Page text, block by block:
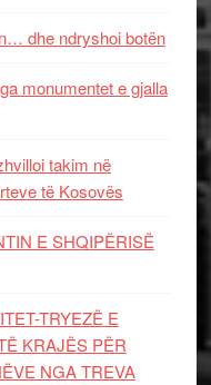
dhe ndryshoi botën
monumentet e gjalla
takim në
të Kosovës
E SHQIPËRISË
TRYEZË E
KRAJËS PËR
NGA TREVA